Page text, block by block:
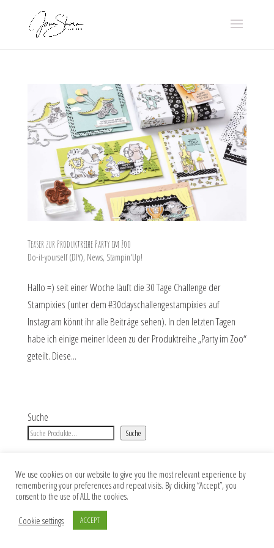
Teaser zur Produktreihe Party im Zoo
Do-it-yourself (DIY), News, Stampin'Up!
Hallo =) seit einer Woche läuft die 30 Tage Challenge der
Stampixies (unter dem #30dayschallengestampixies auf
Instagram könnt ihr alle Beiträge sehen). In den letzten Tagen
habe ich einige meiner Ideen zu der Produktreihe „Party im Zoo“
geteilt. Diese...
Suche
Suche
Impressum Datenschutz AGB
Copyright 2026 Jana Skora DESIGNS. Alle Rechte vorbehalten.
We use cookies on our website to give you the most relevant experience by
remembering your preferences and repeat visits. By clicking “Accept”, you
consent to the use of ALL the cookies.
Cookie settings
ACCEPT